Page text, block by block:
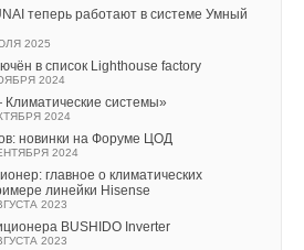
теперь работают в системе Умный
2025
в список Lighthouse factory
2024
системы»
2024
новинки на Форуме ЦОД
2024
главное о климатических
линейки Hisense
2023
BUSHIDO Inverter
2023